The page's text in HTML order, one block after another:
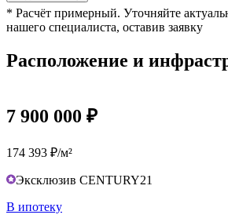
* Расчёт примерный. Уточняйте
нашего специалиста, оставив заявку
Расположение и
7 900 000 ₽
174 393 ₽/м²
Эксклюзив CENTURY21
В ипотеку